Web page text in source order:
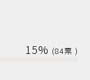
15% 84